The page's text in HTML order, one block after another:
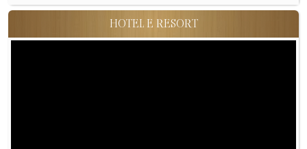
HOTEL E RESORT